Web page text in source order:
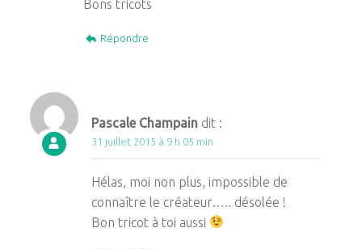
Bons tricots
Répondre
Pascale Champain dit :
31 juillet 2015 à 9 h 05 min
Hélas, moi non plus, impossible de
connaître le créateur….. désolée !
Bon tricot à toi aussi